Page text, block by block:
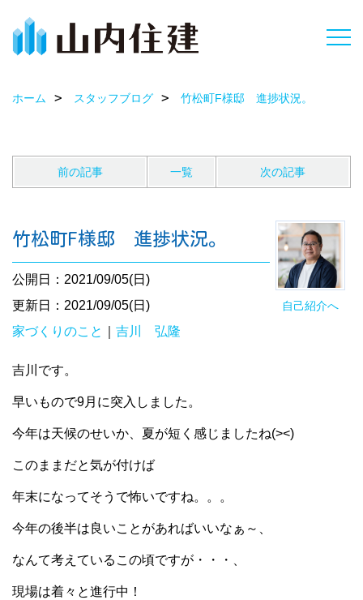
ホーム スタッフブログ 竹松町F様邸 進捗状況。
前の記事 一覧 次の記事
自己紹介へ
竹松町F様邸 進捗状況。
公開日：2021/09/05(日)
更新日：2021/09/05(日)
家づくりのこと
吉川 弘隆
吉川です。
早いもので9月に突入しました。
今年は天候のせいか、夏が短く感じましたね(><)
このままだと気が付けば
年末になってそうで怖いですね。。。
今年の後半は良いことがあればいいなぁ～、
なんて考えているこの頃ですが・・・、
現場は着々と進行中！